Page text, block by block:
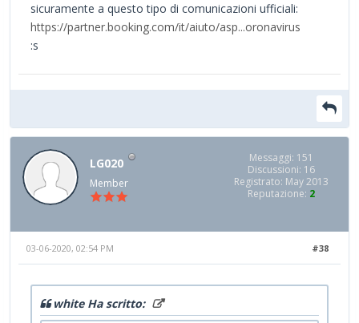
sicuramente a questo tipo di comunicazioni ufficiali:
https://partner.booking.com/it/aiuto/asp...oronavirus
:s
LG020
Member
Messaggi: 151
Discussioni: 16
Registrato: May 2013
Reputazione: 2
#38
03-06-2020, 02:54 PM
white Ha scritto: